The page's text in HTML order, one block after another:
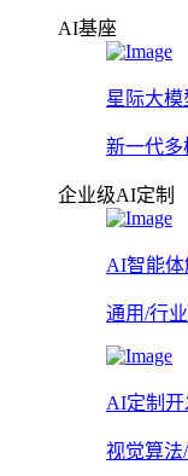
AI基座
星际大模
新一代多
企业级AI定制
AI智能
通用/行
AI定制
视觉算法